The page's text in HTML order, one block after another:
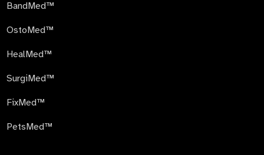
BandMed™
OstoMed™
HealMed™
SurgiMed™
FixMed™
PetsMed™